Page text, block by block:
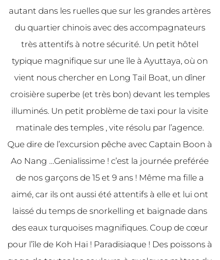
autant dans les ruelles que sur les grandes artères
du quartier chinois avec des accompagnateurs
très attentifs à notre sécurité. Un petit hôtel
typique magnifique sur une île à Ayuttaya, où on
vient nous chercher en Long Tail Boat, un dîner
croisière superbe (et très bon) devant les temples
illuminés. Un petit problème de taxi pour la visite
matinale des temples , vite résolu par l’agence.
Que dire de l’excursion pêche avec Captain Boon à
Ao Nang …Genialissime ! c’est la journée preférée
de nos garçons de 15 et 9 ans ! Même ma fille a
aimé, car ils ont aussi été attentifs à elle et lui ont
laissé du temps de snorkelling et baignade dans
des eaux turquoises magnifiques. Coup de cœur
pour l’île de Koh Hai ! Paradisiaque ! Des poissons à